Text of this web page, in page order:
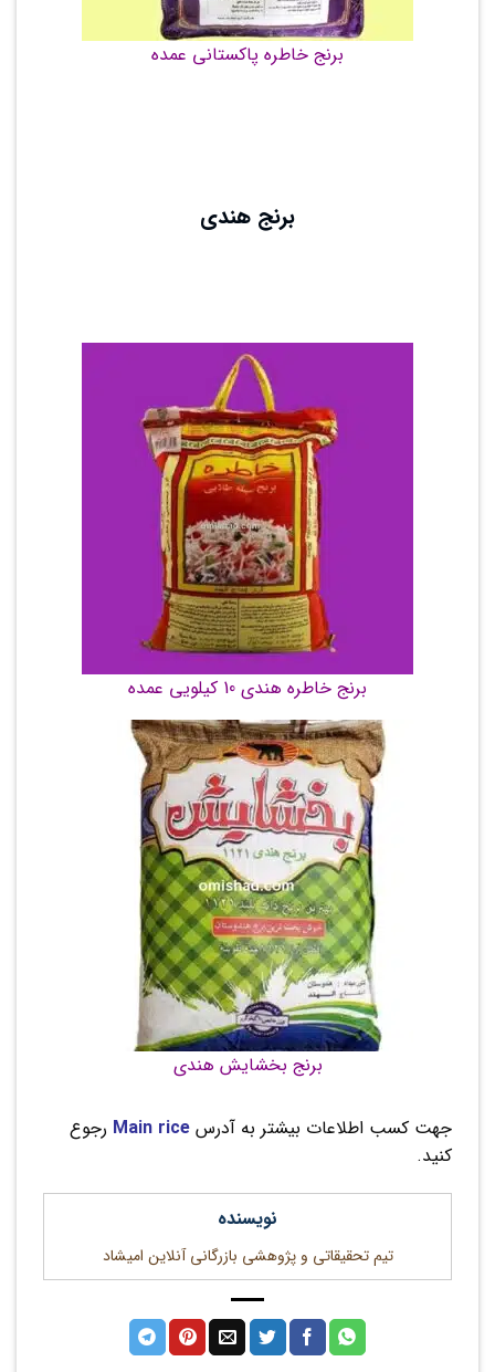
برنج خاطره پاکستانی عمده
برنج هندی
برنج خاطره هندی 10 کیلویی عمده
برنج بخشایش هندی
جهت کسب اطلاعات بیشتر به آدرس Main rice رجوع
کنید.
نویسنده
تیم تحقیقاتی و پژوهشی بازرگانی آنلاین امیشاد